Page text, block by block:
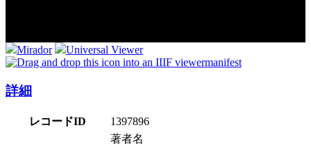
Mirador
Universal Viewer
manifest
詳細
レコードID 1397896
著者名